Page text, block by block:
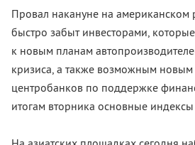
Провал накануне на
быстро забыт инвесторами,
к новым планам
кризиса, а также возможным
центробанков по поддержке
итогам вторника основные